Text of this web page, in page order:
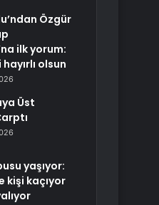
Özgür
ilk yorum:
olsun
Üst
yaşıyor:
kişi kaçıyor